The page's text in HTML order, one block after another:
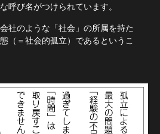
呼び名がつけられています。
社のような「社会」の所属を持た
（＝社会的孤立）であるというこ